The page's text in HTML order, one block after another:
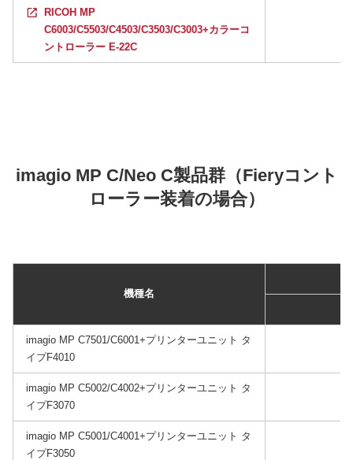
RICOH MP
C6003/C5503/C4503/C3503/C3003+カラーコ
ントローラー E-22C
imagio MP C/Neo C製品群（Fieryコント
ローラー装着の場合）
機種名
imagio MP C7501/C6001+プリンターユニット タ
イプF4010
imagio MP C5002/C4002+プリンターユニット タ
イプF3070
imagio MP C5001/C4001+プリンターユニット タ
イプF3050